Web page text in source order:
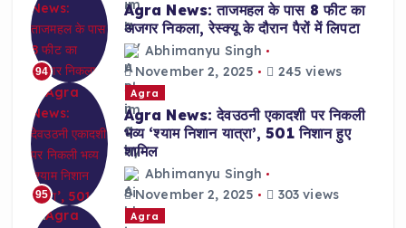
94
Agra News: ताजमहल के पास 8 फीट का
अजगर निकला, रेस्क्यू के दौरान पैरों में लिपटा
Abhimanyu Singh
November 2, 2025
245 views
95
Agra
Agra News: देवउठनी एकादशी पर निकली
भव्य ‘श्याम निशान यात्रा’, 501 निशान हुए
शामिल
Abhimanyu Singh
November 2, 2025
303 views
Agra